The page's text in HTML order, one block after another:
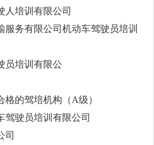
人培训有限公司
服务有限公司机动车驾驶员培训
员培训有限公
格的驾培机构（A级）
驾驶员培训有限公司
限公司